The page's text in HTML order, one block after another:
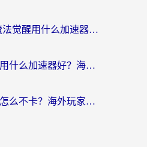
美国玩哈利波特·魔法觉醒用什么加速器？告别延迟的终极指南（含免费QQ炫舞方案+印尼妄想山海秘籍）
在欧洲打幻想江湖用什么加速器好？海外玩家国服游戏畅玩指南
加拿大玩第九大陆怎么不卡？海外玩家国服游戏加速全攻略（附足球世界萤火突击实测）